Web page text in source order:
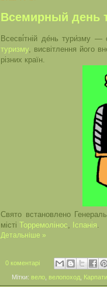
Всемирный день
Всесві́тній де́нь тури́зму —
туризму , висвітлення його
різних країн.
Свято встановлено
місті Торремолінос Іспанія
Детальніше »
0 коментарі
Мітки: вело, велопоход, Карпати